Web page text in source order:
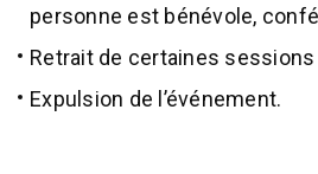
personne est bénévole,
Retrait de certaines
Expulsion de l’événement.